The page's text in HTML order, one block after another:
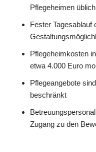
Pflegeheimen üblich
Fester Tagesablauf
Pflegeheimkosten
etwa 4.000 Euro
Pflegeangebote
beschränkt
Zugang zu den